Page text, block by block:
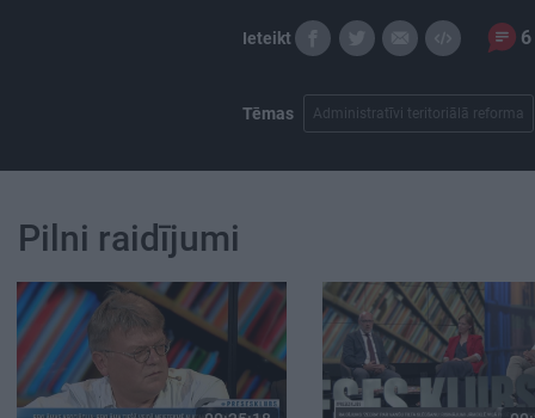
Ieteikt 6
Tēmas Administratīvi teritoriālā reforma
Pilni raidījumi